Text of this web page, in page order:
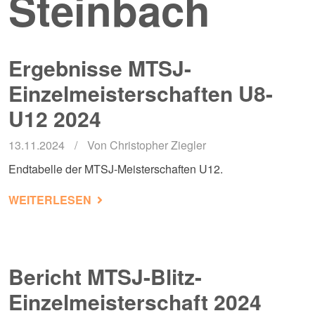
Ergebnisse MTSJ-
Einzelmeisterschaften U8-
U12 2024
13.11.2024 Von Christopher Ziegler
Endtabelle der MTSJ-Meisterschaften U12.
WEITERLESEN ÜBER ERGEBNISSE MTSJ-
Bericht MTSJ-Blitz-
Einzelmeisterschaft 2024